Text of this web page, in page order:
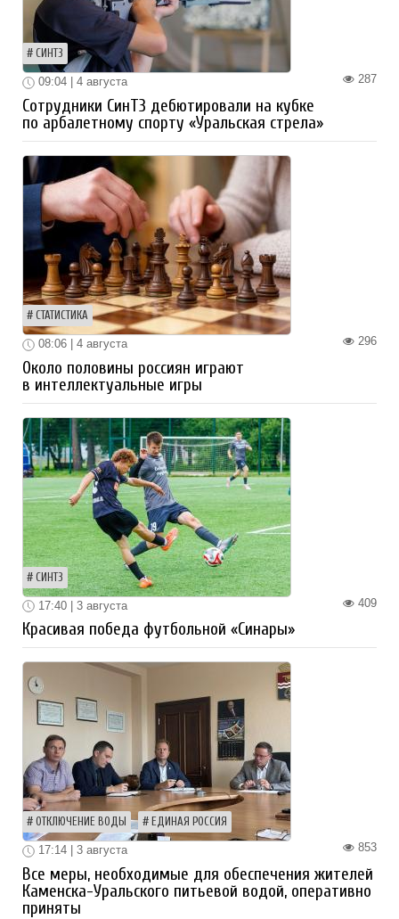
СИНТЗ
287
09:04 | 4 августа
Сотрудники СинТЗ дебютировали на кубке
по арбалетному спорту «Уральская стрела»
СТАТИСТИКА
296
08:06 | 4 августа
Около половины россиян играют
в интеллектуальные игры
СИНТЗ
409
17:40 | 3 августа
Красивая победа футбольной «Синары»
ОТКЛЮЧЕНИЕ ВОДЫ ЕДИНАЯ РОССИЯ
853
17:14 | 3 августа
Все меры, необходимые для обеспечения жителей
Каменска-Уральского питьевой водой, оперативно
приняты